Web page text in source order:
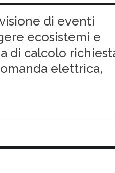
di eventi
ecosistemi e
di calcolo
elettrica,